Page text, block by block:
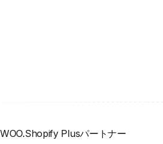
Plusパートナー